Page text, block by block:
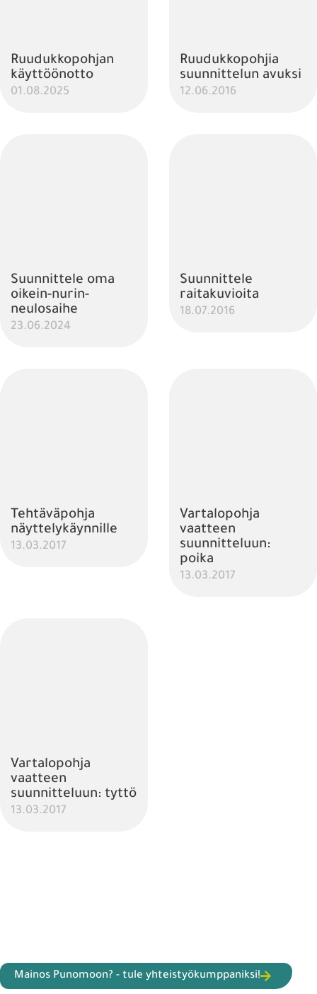
Ruudukkopohjan
käyttöönotto
01.08.2025
Ruudukkopohjia
suunnittelun avuksi
12.06.2016
Suunnittele oma
oikein-nurin-
neulosaihe
23.06.2024
Suunnittele
raitakuvioita
18.07.2016
Tehtäväpohja
näyttelykäynnille
13.03.2017
Vartalopohja
vaatteen
suunnitteluun:
poika
13.03.2017
Vartalopohja
vaatteen
suunnitteluun: tyttö
13.03.2017
Mainos Punomoon? - tule yhteistyökumppaniksi!